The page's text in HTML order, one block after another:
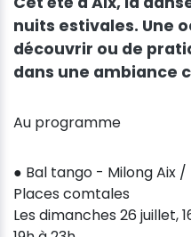
nuits estivales. Une
découvrir ou de
dans une ambiance
Au programme
● Bal tango - Milong Aix /
Places comtales
Les dimanches 26 juillet,